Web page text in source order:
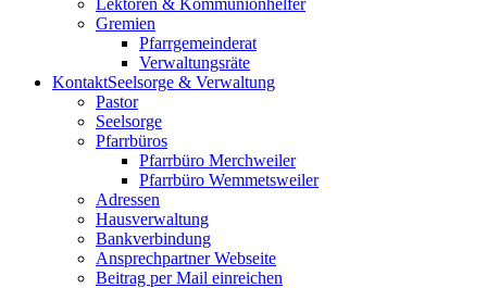
Lektoren & Kommunionhelfer
Gremien
Pfarrgemeinderat
Verwaltungsräte
KontaktSeelsorge & Verwaltung
Pastor
Seelsorge
Pfarrbüros
Pfarrbüro Merchweiler
Pfarrbüro Wemmetsweiler
Adressen
Hausverwaltung
Bankverbindung
Ansprechpartner Webseite
Beitrag per Mail einreichen